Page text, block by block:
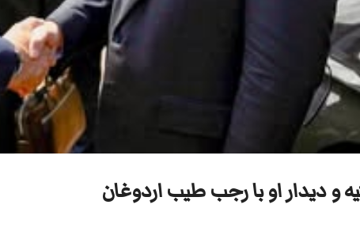
و دیدار او با رجب طیب اردوغان